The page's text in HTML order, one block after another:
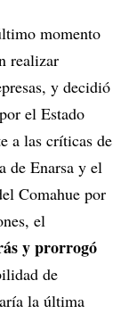
momento
realizar
y decidió
el Estado
a las críticas de
de Enarsa y el
Comahue por
el
y prorrogó
de
la última